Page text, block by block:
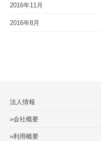
2016年11月
2016年8月
法人情報
»会社概要
»利用概要